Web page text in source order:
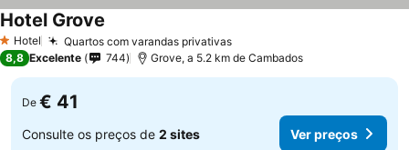
1 Estrelas
Hotel Quartos com varandas privativas
Hotel Grove
8,8 Excelente 744 Grove, a 5.2 km de Cambados
De € 41
Consulte os preços de 2 sites Ver preços